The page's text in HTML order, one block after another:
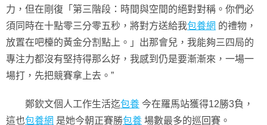
力，但在剛復「第三階段：時間與空間的絕對對稱。你們必
須同時在十點零三分零五秒，將對方送給我包養網 的禮物，
放置在吧檯的黃金分割點上。」出那會兒，我能夠三四局的
專注力都沒有堅持得那么好，我感到仍是要漸漸來，一場一
場打，先把競賽拿上去。”
鄭欽文個人工作生活迄包養 今在羅馬站獲得12勝3負，
這也包養網 是她今朝正賽勝包養 場數最多的巡回賽。